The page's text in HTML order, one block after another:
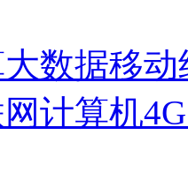
大数据移动
计算机